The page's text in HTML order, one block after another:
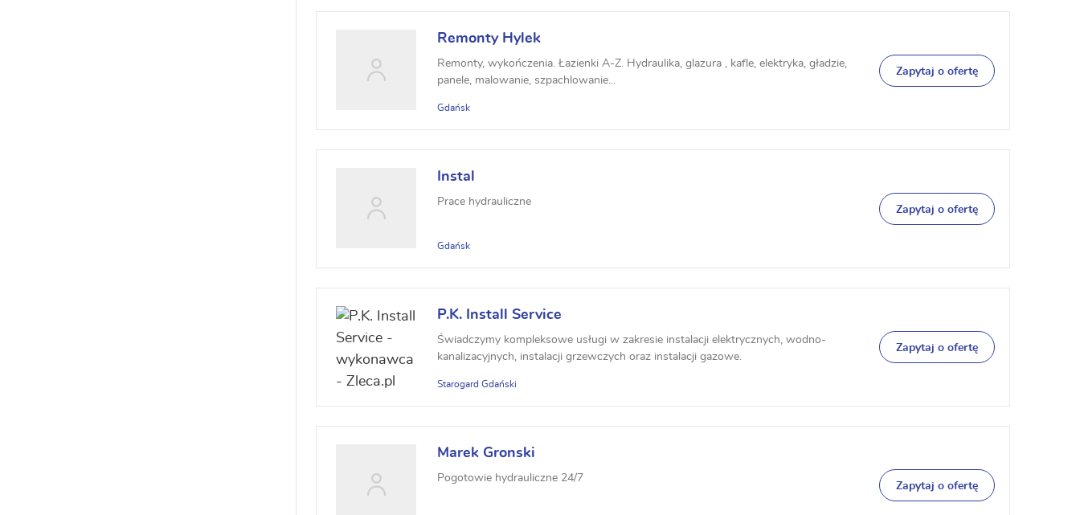
Remonty Hylek
Remonty, wykończenia. Łazienki A-Z. Hydraulika, glazura , kafle, elektryka, gładzie,
panele, malowanie, szpachlowanie...
Gdańsk
Zapytaj o ofertę
Instal
Prace hydrauliczne
Gdańsk
Zapytaj o ofertę
P.K. Install Service
Świadczymy kompleksowe usługi w zakresie instalacji elektrycznych, wodno-
kanalizacyjnych, instalacji grzewczych oraz instalacji gazowe.
Starogard Gdański
Zapytaj o ofertę
Marek Gronski
Pogotowie hydrauliczne 24/7
Zapytaj o ofertę